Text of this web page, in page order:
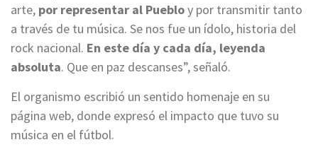
arte, por representar al Puebloy por transmitir tanto
a través de tu música. Se nos fue un ídolo, historia del
rock nacional. En este día y cada día, leyenda
absoluta. Que en paz descanses”, señaló.
El organismo escribió un sentido homenaje en su
página web, donde expresó el impacto que tuvo su
música en el fútbol.